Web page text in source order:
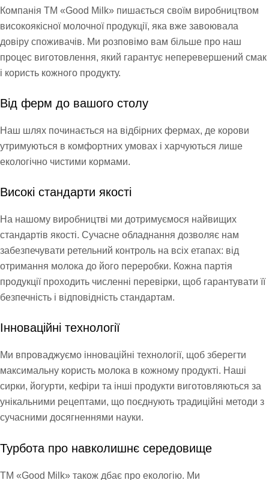
Компанія ТМ «Good Milk» пишається своїм виробництвом
високоякісної молочної продукції, яка вже завоювала
довіру споживачів. Ми розповімо вам більше про наш
процес виготовлення, який гарантує неперевершений смак
і користь кожного продукту.
Від ферм до вашого столу
Наш шлях починається на відбірних фермах, де корови
утримуються в комфортних умовах і харчуються лише
екологічно чистими кормами.
Високі стандарти якості
На нашому виробництві ми дотримуємося найвищих
стандартів якості. Сучасне обладнання дозволяє нам
забезпечувати ретельний контроль на всіх етапах: від
отримання молока до його переробки. Кожна партія
продукції проходить численні перевірки, щоб гарантувати її
безпечність і відповідність стандартам.
Інноваційні технології
Ми впроваджуємо інноваційні технології, щоб зберегти
максимальну користь молока в кожному продукті. Наші
сирки, йогурти, кефіри та інші продукти виготовляються за
унікальними рецептами, що поєднують традиційні методи з
сучасними досягненнями науки.
Турбота про навколишнє середовище
ТМ «Good Milk» також дбає про екологію. Ми